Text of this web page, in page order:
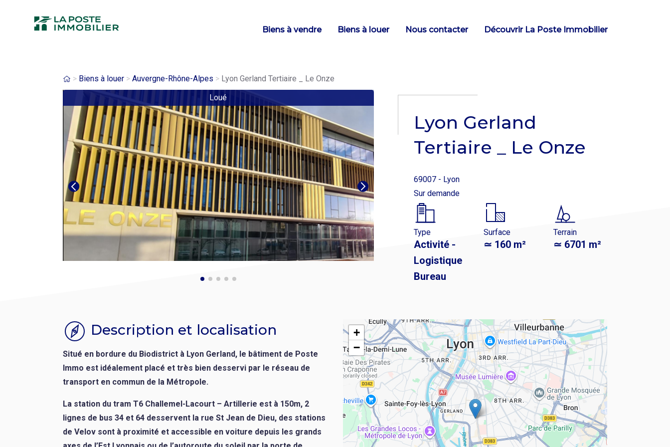
Main
Biens à vendre Biens à louer Nous contacter Découvrir La Poste Immobilier
Fil
d'Ariane
Biens à louer Auvergne-Rhône-Alpes Lyon Gerland Tertiaire _ Le Onze
Lyon Gerland
Tertiaire _ Le Onze
Loué
69007 - Lyon
Sur demande
Type
Activité -
Logistique
Bureau
Surface
≃ 160 m²
Terrain
≃ 6701 m²
Description et localisation
Situé en bordure du Biodistrict à Lyon Gerland, le bâtiment de Poste
Immo est idéalement placé et très bien desservi par le réseau de
transport en commun de la Métropole.​
La station du tram T6 Challemel-Lacourt – Artillerie est à 150m, 2
lignes de bus 34 et 64 desservent la rue St Jean de Dieu, des stations
de Velov sont à proximité et accessible en voiture depuis les grands
+
−